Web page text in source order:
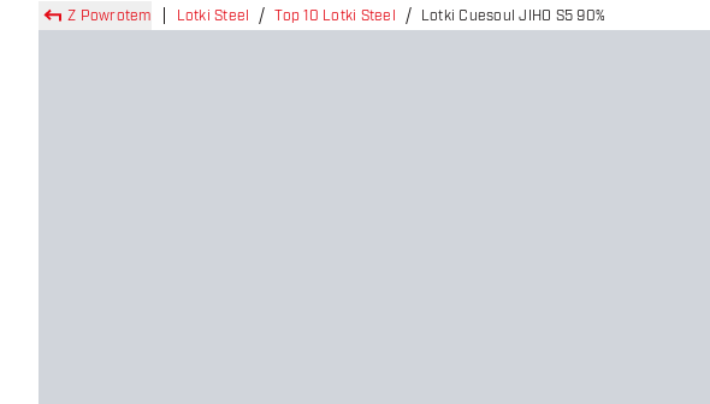
Z Powrotem Lotki Steel Top 10 Lotki Steel Lotki Cuesoul JIHO S5 90%